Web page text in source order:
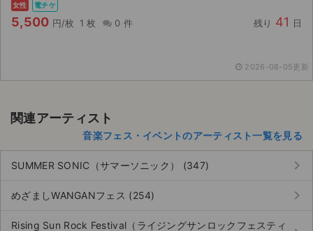
公演登録依頼
女性 電チケ
5,500 円/枚 1 枚 0 件 残り 41 日
2026-08-05更新
関連アーティスト
音楽フェス・イベントのアーティスト一覧を見る
SUMMER SONIC（サマーソニック） (347) keyboard_arrow_right
めざましWANGANフェス (254) keyboard_arrow_right
Rising Sun Rock Festival（ライジングサンロックフェスティ